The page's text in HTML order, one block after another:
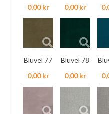
0,00 kr
0,00 kr
Bluvel 77
0,00 kr
Bluvel 78
0,00 kr